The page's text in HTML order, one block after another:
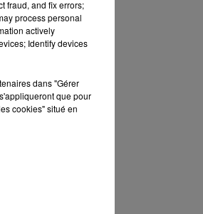
fraud, and fix errors;
process personal
actively
Identify devices
dans "Gérer
que pour
cookies" situé en